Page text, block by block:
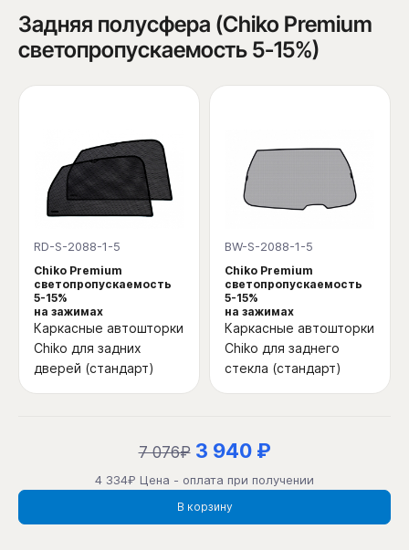
Задняя полусфера (Chiko Premium
светопропускаемость 5-15%)
RD-S-2088-1-5
Chiko Premium
светопропускаемость
5-15%
на зажимах
Каркасные автошторки
Chiko для задних
дверей (стандарт)
BW-S-2088-1-5
Chiko Premium
светопропускаемость
5-15%
на зажимах
Каркасные автошторки
Chiko для заднего
стекла (стандарт)
7 076₽ 3 940 ₽
4 334₽ Цена - оплата при получении
В корзину